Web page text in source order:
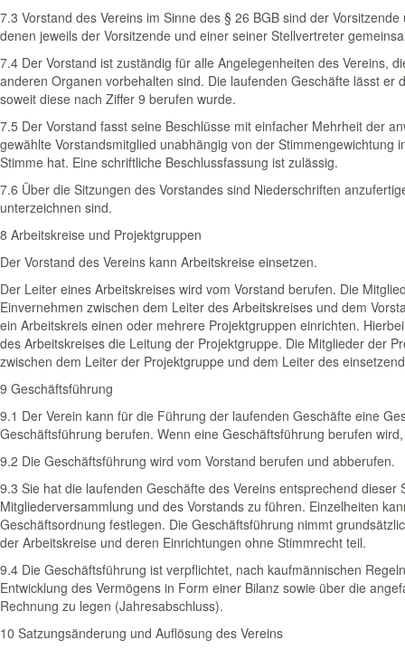
7.3 Vorstand des Vereins im Sinne des § 26 BGB sind der
denen jeweils der Vorsitzende und einer seiner Stellvertreter
7.4 Der Vorstand ist zuständig für alle Angelegenheiten des Vereins,
anderen Organen vorbehalten sind. Die laufenden Geschäfte lässt er
soweit diese nach Ziffer 9 berufen wurde.
7.5 Der Vorstand fasst seine Beschlüsse mit einfacher Mehrheit der
gewählte Vorstandsmitglied unabhängig von der Stimmengewichtung
Stimme hat. Eine schriftliche Beschlussfassung ist zulässig.
7.6 Über die Sitzungen des Vorstandes sind Niederschriften
unterzeichnen sind.
8 Arbeitskreise und Projektgruppen
Der Vorstand des Vereins kann Arbeitskreise einsetzen.
Der Leiter eines Arbeitskreises wird vom Vorstand berufen. Die
Einvernehmen zwischen dem Leiter des Arbeitskreises und dem
ein Arbeitskreis einen oder mehrere Projektgruppen einrichten.
des Arbeitskreises die Leitung der Projektgruppe. Die Mitglieder der
zwischen dem Leiter der Projektgruppe und dem Leiter des
9 Geschäftsführung
9.1 Der Verein kann für die Führung der laufenden Geschäfte eine
Geschäftsführung berufen. Wenn eine Geschäftsführung berufen
9.2 Die Geschäftsführung wird vom Vorstand berufen und abberufen.
9.3 Sie hat die laufenden Geschäfte des Vereins entsprechend dieser
Mitgliederversammlung und des Vorstands zu führen. Einzelheiten
Geschäftsordnung festlegen. Die Geschäftsführung nimmt
der Arbeitskreise und deren Einrichtungen ohne Stimmrecht teil.
9.4 Die Geschäftsführung ist verpflichtet, nach kaufmännischen
Entwicklung des Vermögens in Form einer Bilanz sowie über die
Rechnung zu legen (Jahresabschluss).
10 Satzungsänderung und Auflösung des Vereins